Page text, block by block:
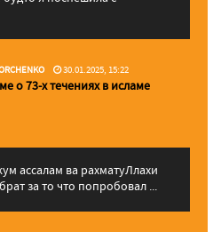
30.01.2025, 15:22
о 73-х течениях в исламе
за то что попробовал ...